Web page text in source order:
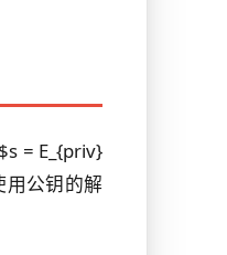
= E_{priv}
用公钥的解